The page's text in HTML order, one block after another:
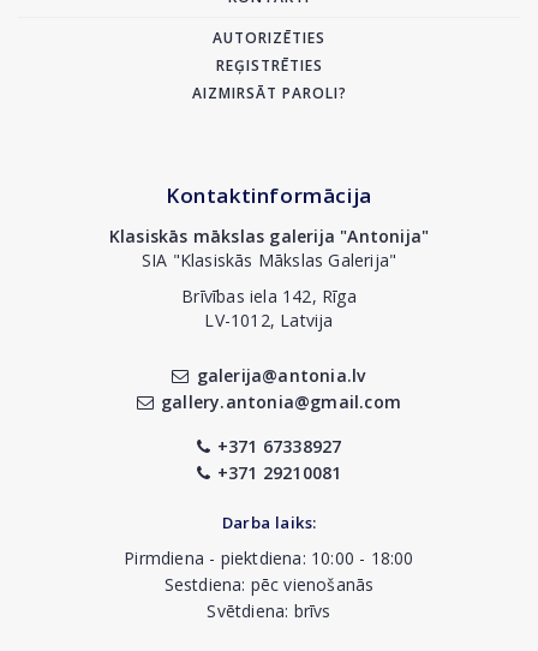
AUTORIZĒTIES
REĢISTRĒTIES
AIZMIRSĀT PAROLI?
Kontaktinformācija
Klasiskās mākslas galerija "Antonija"
SIA "Klasiskās Mākslas Galerija"
Brīvības iela 142, Rīga
LV-1012, Latvija
galerija@antonia.lv
gallery.antonia@gmail.com
+371 67338927
+371 29210081
Darba laiks:
Pirmdiena - piektdiena: 10:00 - 18:00
Sestdiena: pēc vienošanās
Svētdiena: brīvs